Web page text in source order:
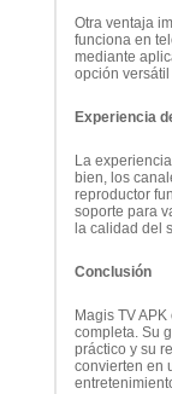
Otra ventaja
funciona en
mediante
opción
Experiencia
La
bien, los
reproductor
soporte para
la calidad del
Conclusión
Magis TV
completa. Su
práctico y su
convierten en